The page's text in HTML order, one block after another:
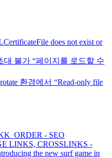
does not exist or
대 불가 “페이지를 로드할 수
환경에서 “Read-only file
- SEO
LINKS, CROSSLINKS -
the new surf game in